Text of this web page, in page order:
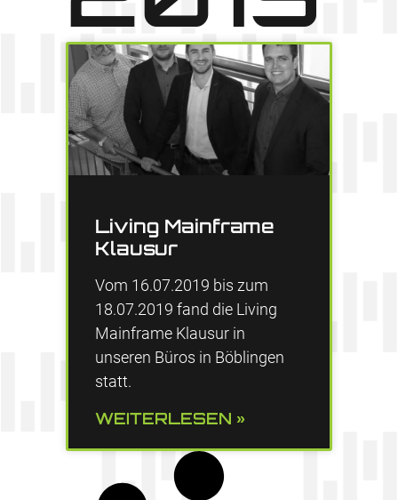
Living Mainframe
Klausur
Vom 16.07.2019 bis zum
18.07.2019 fand die Living
Mainframe Klausur in
unseren Büros in Böblingen
statt.
WEITERLESEN »